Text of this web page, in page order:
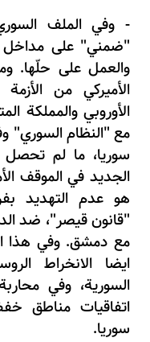
- وفي الملف
"ضمني" على مداخل
والعمل على حلّها.
الأميركي من
الأوروبي والمملكة
مع "النظام السوري"
سوريا، ما لم
الجديد في الموقف
هو عدم التهديد
"قانون قيصر"، ضد
مع دمشق. وفي هذا
ايضا الانخراط
السورية، وفي
اتفاقيات مناطق
سوريا.